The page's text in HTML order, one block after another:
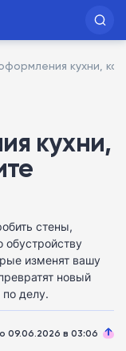
кухни,
кухни,
стены,
обустройству
изменят вашу
новый
делу.
09.06.2026 в 03:06